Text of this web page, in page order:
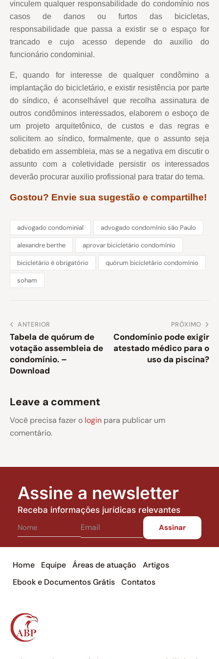
vinculem qualquer responsabilidade do condomínio nos
casos de danos ou furtos das bicicletas,
responsabilidade que passa a existir se o espaço for
trancado e cujo acesso depende do auxilio do
funcionário condominial.
E, quando for interesse de qualquer condômino a
implantação do bicicletário, e existir resistência por parte
do síndico, é aconselhável que recolha assinatura de
outros condôminos interessados, elaborem o esboço de
um projeto arquitetônico, de custos e das regras e
solicitem ao síndico, formalmente, que o assunto seja
debatido em assembleia, mas se a negativa em discutir o
assunto com a coletividade persistir os interessados
deverão procurar auxilio profissional para tratar do tema.
Gostou? Envie sua sugestão e compartilhe!
advogado condominial advogado condomínio são Paulo
alexandre berthe aprovar bicicletário condomínio
bicicletário é obrigatório quórum bicicletário condomínio
soham
ANTERIOR
Tabela de quórum de
votação assembleia de
condomínio. –
Download
PRÓXIMO
Condomínio pode exigir
atestado médico para o
uso da piscina?
Leave a comment
Você precisa fazer o login para publicar um
comentário.
Assine a newsletter
Receba informações jurídicas relevantes
Home Equipe Áreas de atuação
Artigos
Ebook e Documentos Grátis
Contatos